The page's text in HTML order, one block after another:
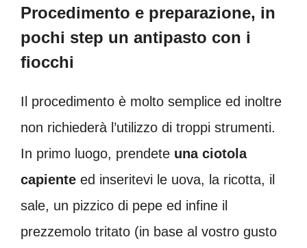
Procedimento e preparazione, in
pochi step un antipasto con i
fiocchi
Il procedimento è molto semplice ed inoltre
non richiederà l’utilizzo di troppi strumenti.
In primo luogo, prendete una ciotola
capiente ed inseritevi le uova, la ricotta, il
sale, un pizzico di pepe ed infine il
prezzemolo tritato (in base al vostro gusto